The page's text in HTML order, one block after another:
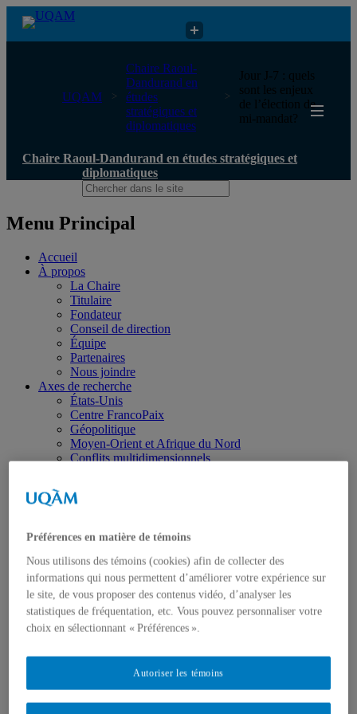
Chaire Raoul-Dandurand en études stratégiques et diplomatiques
UQAM
Chaire Raoul-
Dandurand en
études
stratégiques et
diplomatiques
Jour J-7 : quels
sont les enjeux
de l’élection de
mi-mandat?
Chaire Raoul-Dandurand en études stratégiques et
diplomatiques
Menu Principal
Accueil
À propos
La Chaire
Titulaire
Fondateur
Conseil de direction
Équipe
Partenaires
Nous joindre
Axes de recherche
États-Unis
Centre FrancoPaix
Géopolitique
Moyen-Orient et Afrique du Nord
Conflits multidimensionnels
Chercheur-e-s
États-Unis
Centre FrancoPaix
Géopolitique
Moyen-Orient et Afrique du Nord
Conflits multidimensionnels
Publications
Toutes les publications
États-Unis
Géopolitique
Moyen-Orient et Afrique du Nord
Conflits multidimensionnels
Formation
Préférences en matière de témoins
Nous utilisons des témoins (cookies) afin de collecter des
informations qui nous permettent d’améliorer votre expérience sur
le site, de vous proposer des contenus vidéo, d’analyser les
statistiques de fréquentation, etc. Vous pouvez personnaliser votre
choix en sélectionnant « Préférences ».
Autoriser les témoins